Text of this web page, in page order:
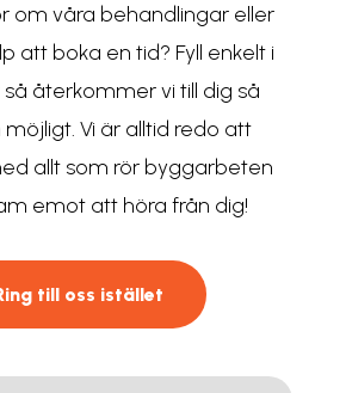
om våra behandlingar eller
att boka en tid? Fyll enkelt i
återkommer vi till dig så
Vi är alltid redo att
allt som rör byggarbeten
emot att höra från dig!
till oss istället